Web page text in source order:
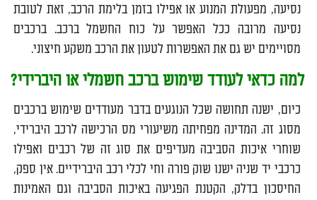
נסיעה, מפעולת המנוע או אפילו בזמן בלימת הרכב, זאת לטובת
נסיעה מרובה ככל האפשר על כוח החשמל ברכב. ברכבים
מסויימים יש גם את האפשרות לטעון את הרכב משקע חיצוני.
למה כדאי לעודד שימוש ברכב חשמלי או היברידי?
כיום, ישנה תחושה שכל הנוגעים בדבר מעודדים שימוש ברכבים
מסוג זה. המדינה מפחיתה משיעורי מס הרכישה לרכב היברידי,
שוחרי איכות הסביבה מעדיפים את סוג זה של רכבים ואפילו
כרכבי יד שניה ישנו שוק פורה וחי לכלי רכב היברידיים. אין ספק,
החיסכון בדלק, הקטנת הפגיעה באיכות הסביבה וגם האמינות